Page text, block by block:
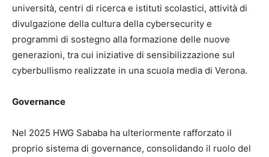
università, centri di ricerca e istituti scolastici, attività di
divulgazione della cultura della cybersecurity e
programmi di sostegno alla formazione delle nuove
generazioni, tra cui iniziative di sensibilizzazione sul
cyberbullismo realizzate in una scuola media di Verona.
Governance
Nel 2025 HWG Sababa ha ulteriormente rafforzato il
proprio sistema di governance, consolidando il ruolo del